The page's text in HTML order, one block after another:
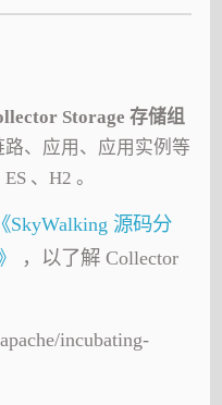
Storage 存储组
、应用、应用实例等
、H2 。
《SkyWalking 源码分
，以了解 Collector
incubating-